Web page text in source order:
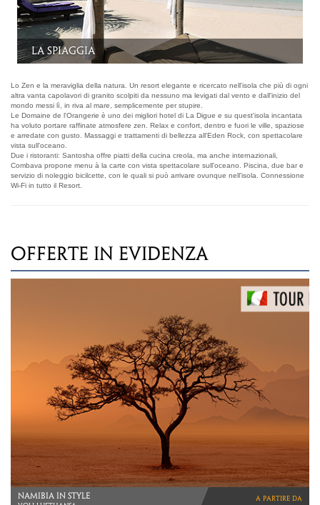
Il ristorante Combava
Lo Zen e la meraviglia della natura. Un resort elegante e ricercato nell'isola che più di ogni
altra vanta capolavori di granito scolpiti da nessuno ma levigati dal vento e dall'inizio del
mondo messi lì, in riva al mare, semplicemente per stupire.
Le Domaine de l'Orangerie è uno dei migliori hotel di La Digue e su quest'isola incantata
ha voluto portare raffinate atmosfere zen. Relax e confort, dentro e fuori le ville, spaziose
e arredate con gusto. Massaggi e trattamenti di bellezza all'Eden Rock, con spettacolare
vista sull'oceano.
Due i ristoranti: Santosha offre piatti della cucina creola, ma anche internazionali,
Combava propone menu à la carte con vista spettacolare sull'oceano. Piscina, due bar e
servizio di noleggio bicilcette, con le quali si può arrivare ovunque nell'isola. Connessione
Wi-Fi in tutto il Resort.
OFFERTE IN EVIDENZA